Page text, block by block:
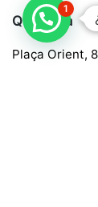
Quaroma
Plaça Orient,
1